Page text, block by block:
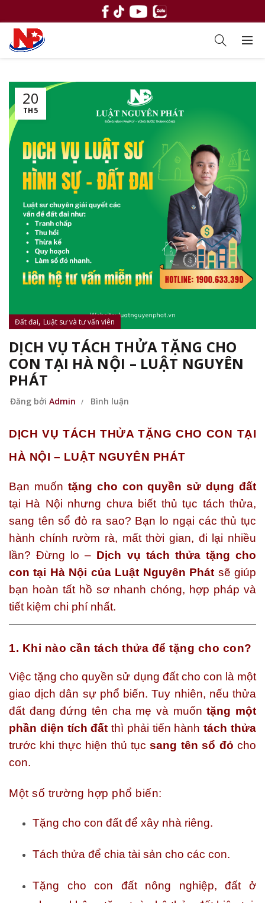
20
TH5
Đất đai, Luật sư và tư vấn viên
DỊCH VỤ TÁCH THỬA TẶNG CHO
CON TẠI HÀ NỘI – LUẬT NGUYÊN
PHÁT
Đăng bởi Admin Bình luận
DỊCH VỤ TÁCH THỬA TẶNG CHO CON TẠI
HÀ NỘI – LUẬT NGUYÊN PHÁT
Bạn muốn tặng cho con quyền sử dụng đất
tại Hà Nội nhưng chưa biết thủ tục tách thửa,
sang tên sổ đỏ ra sao? Bạn lo ngại các thủ tục
hành chính rườm rà, mất thời gian, đi lại nhiều
lần? Đừng lo – Dịch vụ tách thửa tặng cho
con tại Hà Nội của Luật Nguyên Phát sẽ giúp
bạn hoàn tất hồ sơ nhanh chóng, hợp pháp và
tiết kiệm chi phí nhất.
1. Khi nào cần tách thửa để tặng cho con?
Việc tặng cho quyền sử dụng đất cho con là một
giao dịch dân sự phổ biến. Tuy nhiên, nếu thửa
đất đang đứng tên cha mẹ và muốntặng một
phần diện tích đất thì phải tiến hànhtách thửa
trước khi thực hiện thủ tụcsang tên sổ đỏ cho
con.
Một số trường hợp phổ biến:
Tặng cho con đất để xây nhà riêng.
Tách thửa để chia tài sản cho các con.
Tặng cho con đất nông nghiệp, đất ở